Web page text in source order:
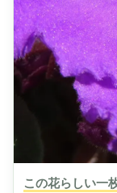
この花らしい一枚